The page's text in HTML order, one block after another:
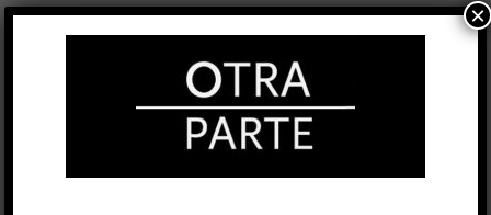
23 JUL
mexicano David Toscana y ganadora del Premio
Alfaguara de Novela 2026, los hechos importan
menos que las historias...
×